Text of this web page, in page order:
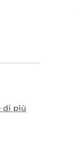
di più